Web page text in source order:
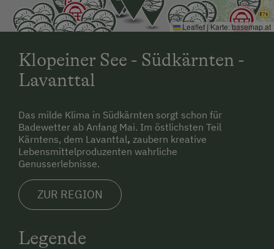
Leaflet | Karte:basemap.at
Klopeiner See - Südkärnten -
Lavanttal
Das milde Klima in Südkärnten sorgt schon für
Badewetter ab Anfang Mai. Im östlichsten Teil
Kärntens, dem Lavanttal, zaubern kreative
Lebensmittelproduzenten wahrliche
Genusserlebnisse.
ZUR REGION
Legende